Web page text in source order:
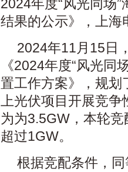
2024年度“风光同场
结果的公示》，上海
2024年11月15日
《2024年度“风光同
置工作方案》，规划
上光伏项目开展竞
为为3.5GW，本轮
超过1GW。
根据竞配条件，